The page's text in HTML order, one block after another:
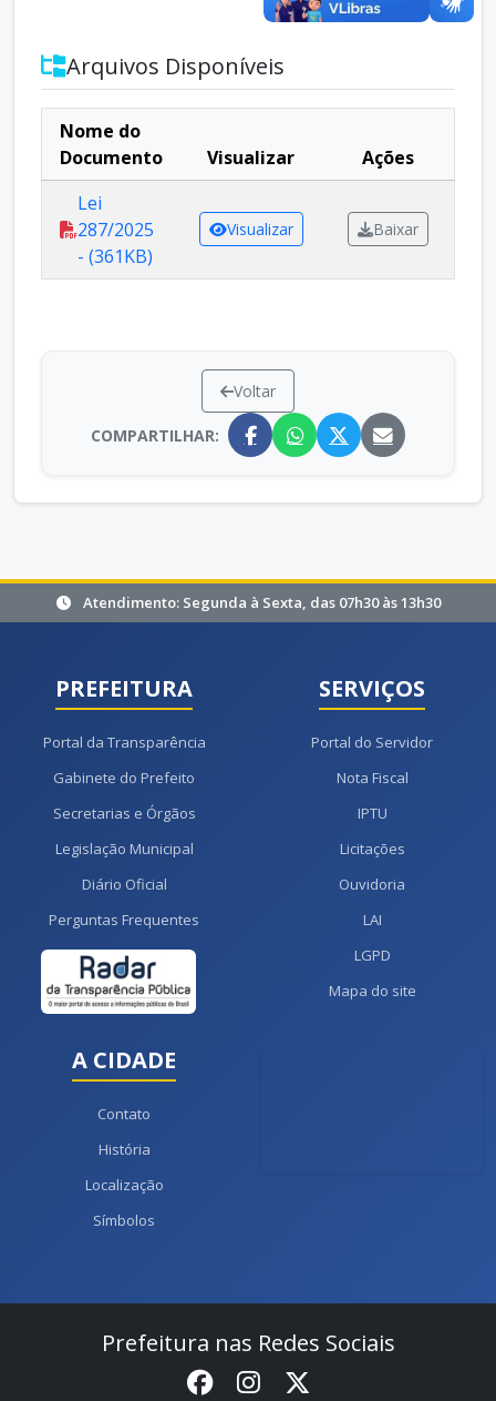
Arquivos Disponíveis
Nome do
Documento
Visualizar
Ações
Lei
287/2025
- (361KB)
Visualizar Baixar
Voltar
COMPARTILHAR:
Atendimento: Segunda à Sexta, das 07h30 às 13h30
PREFEITURA
Portal da Transparência
Gabinete do Prefeito
Secretarias e Órgãos
Legislação Municipal
Diário Oficial
Perguntas Frequentes
SERVIÇOS
Portal do Servidor
Nota Fiscal
IPTU
Licitações
Ouvidoria
LAI
LGPD
Mapa do site
A CIDADE
Contato
História
Localização
Símbolos
Prefeitura nas Redes Sociais